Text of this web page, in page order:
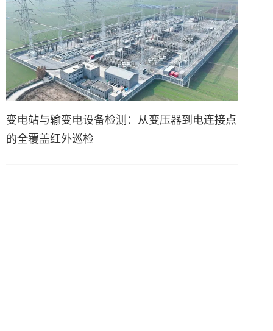
变电站与输变电设备检测：从变压器到电连接点
的全覆盖红外巡检